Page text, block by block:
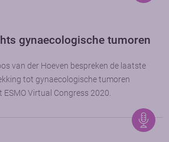
gynaecologische tumoren
van der Hoeven bespreken de laatste
tot gynaecologische tumoren
Virtual Congress 2020.